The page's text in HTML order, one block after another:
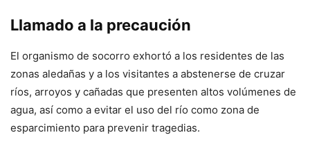
Llamado a la precaución
El organismo de socorro exhortó a los residentes de las
zonas aledañas y a los visitantes a abstenerse de cruzar
ríos, arroyos y cañadas que presenten altos volúmenes de
agua, así como a evitar el uso del río como zona de
esparcimiento para prevenir tragedias.